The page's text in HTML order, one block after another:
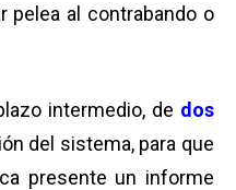
pelea al contrabando o
intermedio, de dos
del sistema, para que
presente un informe